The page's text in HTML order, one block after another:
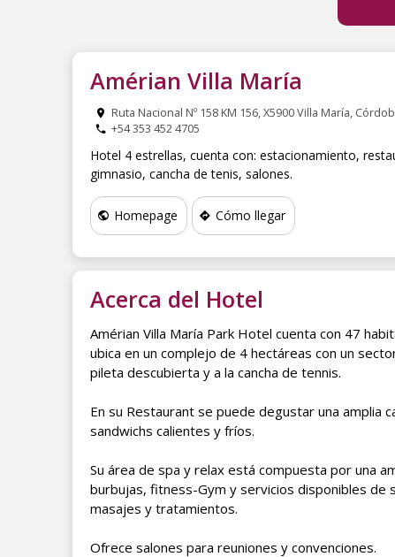
Amérian Villa María
Ruta Nacional Nº 158 KM 156, X5900 Villa María,
+54 353 452 4705
Hotel 4 estrellas, cuenta con: estacionamiento,
gimnasio, cancha de tenis, salones.
Homepage Cómo llegar
Acerca del Hotel
Amérian Villa María Park Hotel cuenta con 47
ubica en un complejo de 4 hectáreas con un
pileta descubierta y a la cancha de tennis.
En su Restaurant se puede degustar una
sandwichs calientes y fríos.
Su área de spa y relax está compuesta por una
burbujas, fitness-Gym y servicios disponibles de
masajes y tratamientos.
Ofrece salones para reuniones y convenciones.